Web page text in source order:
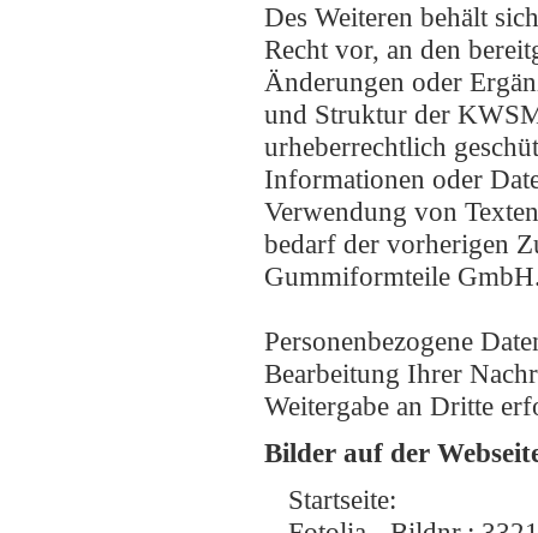
Des Weiteren behält
Recht vor, an den
Änderungen oder
und Struktur der
urheberrechtlich
Informationen oder
Verwendung von
bedarf der vorherigen
Gummiformteile
Personenbezogene
Bearbeitung Ihrer
Weitergabe an Dritte
Bilder auf der
Startseite: